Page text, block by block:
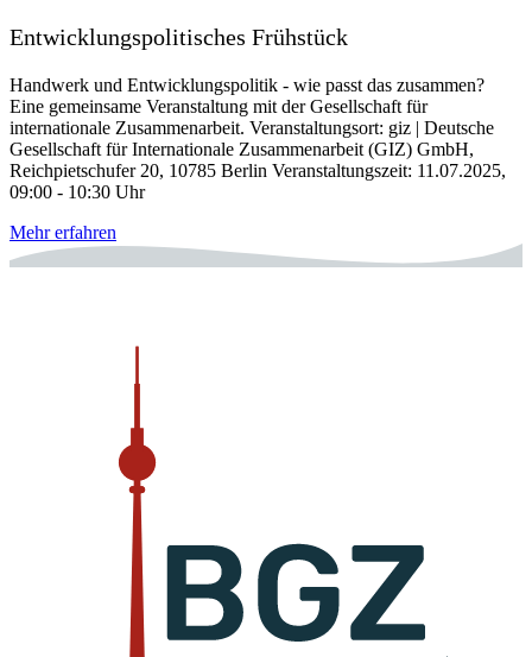
Entwicklungspolitisches Frühstück
Handwerk und Entwicklungspolitik - wie passt das zusammen?
Eine gemeinsame Veranstaltung mit der Gesellschaft für
internationale Zusammenarbeit. Veranstaltungsort: giz | Deutsche
Gesellschaft für Internationale Zusammenarbeit (GIZ) GmbH,
Reichpietschufer 20, 10785 Berlin Veranstaltungszeit: 11.07.2025,
09:00 - 10:30 Uhr
Mehr erfahren